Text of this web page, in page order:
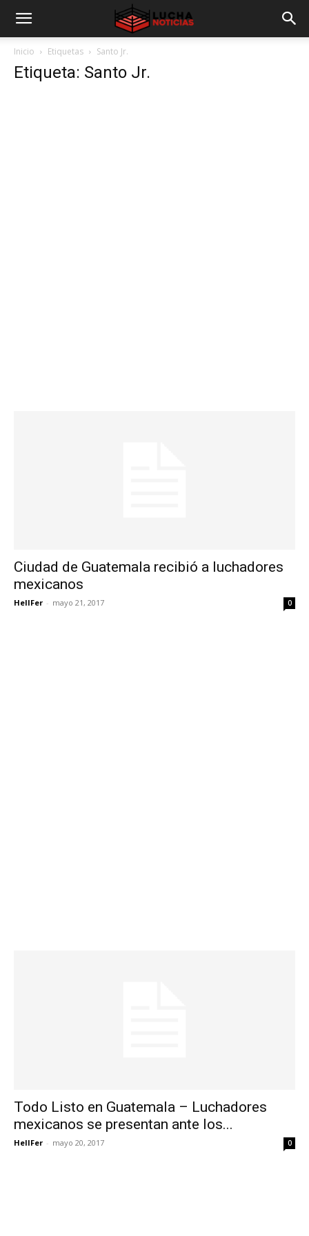
Inicio Etiquetas Santo Jr.
Etiqueta: Santo Jr.
Ciudad de Guatemala recibió a luchadores
mexicanos
HellFer - mayo 21, 2017 0
Todo Listo en Guatemala – Luchadores
mexicanos se presentan ante los...
HellFer - mayo 20, 2017 0